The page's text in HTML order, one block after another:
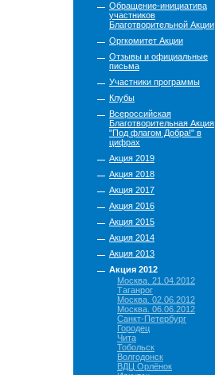
Обращение-инициатива
участников
Благотворительной Акции
Оргкомитет Акции
Отзывы и официальные
письма
Участники программы
Клубы
Всероссийская
Благотворительная Акция
"Под флагом Добра!" в
цифрах
Акция 2019
Акция 2018
Акция 2017
Акция 2016
Акция 2015
Акция 2014
Акция 2013
Акция 2012
Москва. 21.04.2012
Таганрог
Москва. 02.06.2012
Москва. 06.06.2012
Санкт-Петербург
Городец
Чита
Тобольск
Волгодонск
ВДЦ Орлёнок